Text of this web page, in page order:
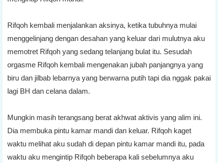
Rifqoh kembali menjalankan aksinya, ketika tubuhnya mulai
menggelinjang dengan desahan yang keluar dari mulutnya aku
memotret Rifqoh yang sedang telanjang bulat itu. Sesudah
orgasme Rifqoh kembali mengenakan jubah panjangnya yang
biru dan jilbab lebarnya yang berwarna putih tapi dia nggak pakai
lagi BH dan celana dalam.
Mungkin masih terangsang berat akhwat aktivis yang alim ini.
Dia membuka pintu kamar mandi dan keluar. Rifqoh kaget
waktu melihat aku sudah di depan pintu kamar mandi itu, pada
waktu aku mengintip Rifqoh beberapa kali sebelumnya aku